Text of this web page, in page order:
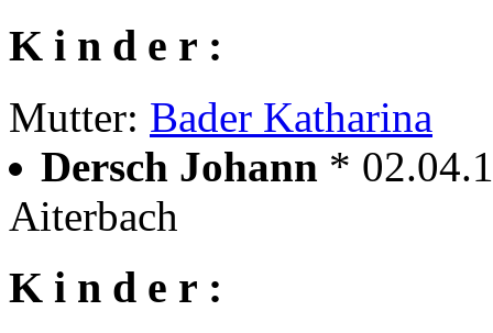
K i n d e r :
Mutter: Bader Katharina
Dersch Johann *
Aiterbach
K i n d e r :